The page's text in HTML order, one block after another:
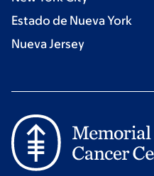
Estado de Nueva York
Nueva Jersey